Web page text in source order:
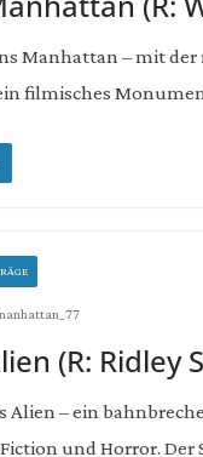
Manhattan – mit
filmisches
(R: Ridley
Alien – ein
und Horror. Der